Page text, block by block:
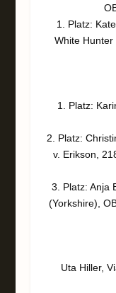
1. Platz:
White
1. Platz:
2. Platz:
v. Erikson,
3. Platz: Anja
(Yorkshire),
Uta Hiller,